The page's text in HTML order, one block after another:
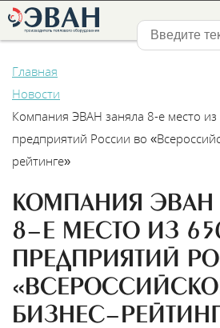
+7
831
2-
888-
555
Нижний Новгород
Главная
Новости
Компания ЭВАН заняла 8-е место
предприятий России во
рейтинге»
КОМПАНИЯ ЭВАН
8-Е МЕСТО ИЗ
ПРЕДПРИЯТИЙ
БИЗНЕС-